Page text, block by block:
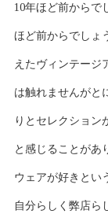
10年ほど前からで
ほど前からでしょ
えたヴィンテージ
は触れませんがと
りとセレクション
と感じることがあ
ウェアが好きとい
自分らしく弊店ら